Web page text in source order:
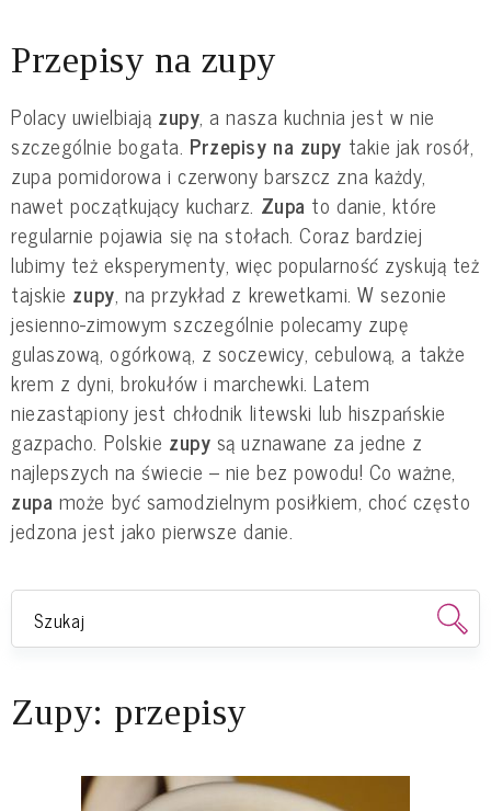
Przepisy na zupy
Polacy uwielbiają zupy, a nasza kuchnia jest w nie
szczególnie bogata. Przepisy na zupy takie jak rosół,
zupa pomidorowa i czerwony barszcz zna każdy,
nawet początkujący kucharz. Zupa to danie, które
regularnie pojawia się na stołach. Coraz bardziej
lubimy też eksperymenty, więc popularność zyskują też
tajskie zupy, na przykład z krewetkami. W sezonie
jesienno-zimowym szczególnie polecamy zupę
gulaszową, ogórkową, z soczewicy, cebulową, a także
krem z dyni, brokułów i marchewki. Latem
niezastąpiony jest chłodnik litewski lub hiszpańskie
gazpacho. Polskie zupy są uznawane za jedne z
najlepszych na świecie – nie bez powodu! Co ważne,
zupa może być samodzielnym posiłkiem, choć często
jedzona jest jako pierwsze danie.
Zupy: przepisy